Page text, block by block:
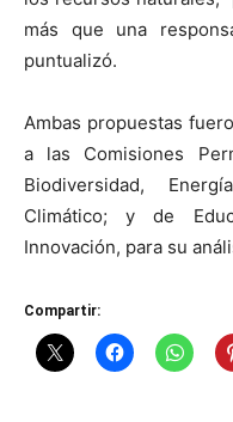
más que una
puntualizó.
Ambas propuestas
a las Comisiones
Biodiversidad,
Climático; y de
Innovación, para su
Compartir: